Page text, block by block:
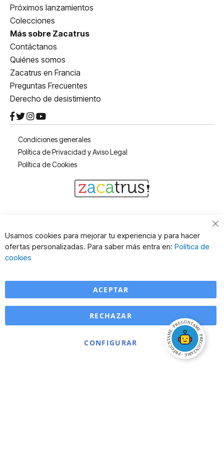
Próximos lanzamientos
Colecciones
Más sobre Zacatrus
Contáctanos
Quiénes somos
Zacatrus en Francia
Preguntas Frecuentes
Derecho de desistimiento
Condiciones generales
Política de Privacidad y Aviso Legal
Política de Cookies
Usamos cookies para mejorar tu experiencia y para hacer
ofertas personalizadas. Para saber más entra en: Política de
cookies
ACEPTAR
CONFIGURAR
RECHAZAR